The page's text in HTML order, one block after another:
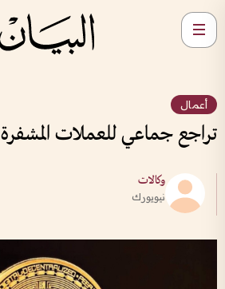
أعمال
تراجع جماعي للعملات المشفرة
وكالات
نيويورك